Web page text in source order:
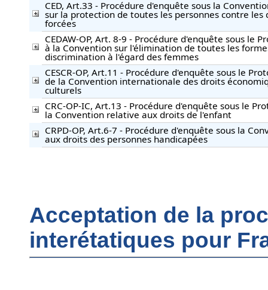
CED, Art.33 - Procédure d'enquête sous la
sur la protection de toutes les personnes contre les
forcées
CEDAW-OP, Art. 8-9 - Procédure d'enquête sous le
à la Convention sur l'élimination de toutes les
discrimination à l'égard des femmes
CESCR-OP, Art.11 - Procédure d'enquête sous le
de la Convention internationale des droits
culturels
CRC-OP-IC, Art.13 - Procédure d'enquête sous le
la Convention relative aux droits de l'enfant
CRPD-OP, Art.6-7 - Procédure d'enquête sous la
aux droits des personnes handicapées
Acceptation de la
interétatiques pour